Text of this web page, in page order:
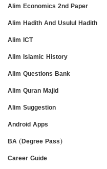
Alim Economics 2nd Paper
Alim Hadith And Usulul Hadith
Alim ICT
Alim Islamic History
Alim Questions Bank
Alim Quran Majid
Alim Suggestion
Android Apps
BA (Degree Pass)
Career Guide